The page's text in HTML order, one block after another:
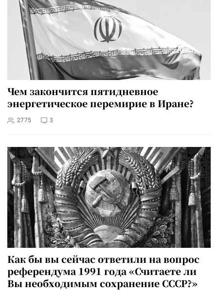
Чем закончится пятидневное
энергетическое перемирие в Иране?
2775 3
Как бы вы сейчас ответили на вопрос
референдума 1991 года «Считаете ли
Вы необходимым сохранение СССР?»